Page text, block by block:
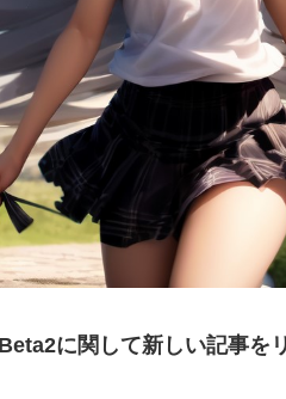
に関して新しい記事を